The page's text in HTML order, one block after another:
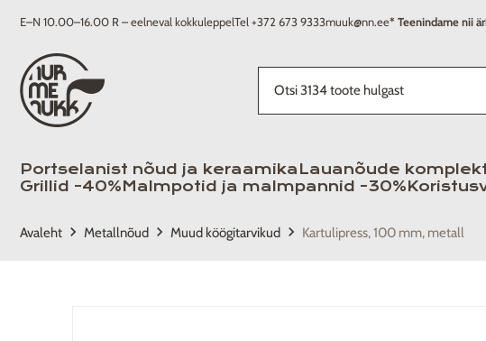
E–N 10.00–16.00 R – eelneval kokkuleppelTel +372 673 9333muuk@nn.ee* Teenindame nii
Portselanist nõud ja keraamika Lauanõude
Grillid -40%Malmpotid ja malmpannid -30%
Avaleht keyboard_arrow_right Metallnõud keyboard_arrow_right Muud köögitarvikud keyboard_arrow_right Kartulipress, 100 mm, metall